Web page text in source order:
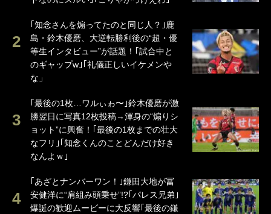
｢知念さんを煽ってたのと同じ人？｣鹿
島・鈴木優磨、大逆転勝利後の“超・優
等生インタビュー”が話題！｢試合中と
のギャップw｣｢礼儀正しいイケメンや
な」
｢最後の1枚…ワルぃゎ〜｣鈴木優磨が激
勝翌日に写真12枚投稿→渾身の“煽りシ
ョット”に興奮！｢最後の1枚までの壮大
なフリ｣｢知念くんのことどんだけ好き
なんよｗ｣
｢あざとナンバーワン！｣鎌田大地が冨
安健洋に“肩組み頭乗せ”!?｢パレス兄弟｣
爆誕の歓迎ムービーに大反響｢最後の鎌